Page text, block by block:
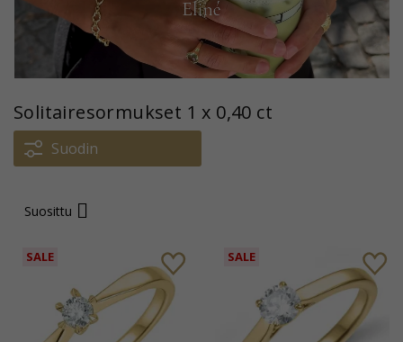
Solitairesormukset 1 x 0,40 ct
Suodin
Suosittu
SALE SALE